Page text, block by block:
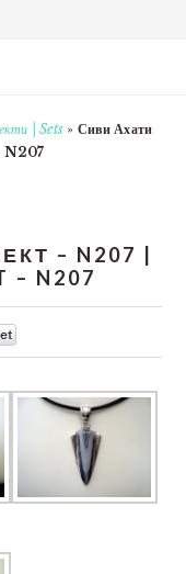
| Sets » Сиви Ахати
N207
– N207 |
– N207